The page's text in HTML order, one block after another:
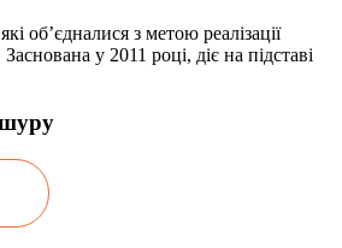
об’єдналися з метою реалізації
у 2011 році, діє на підставі